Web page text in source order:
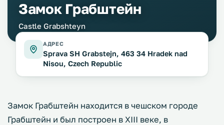
Замок Грабштейн
Castle Grabshteyn
АДРЕС
Sprava SH Grabstejn, 463 34 Hradek nad
Nisou, Czech Republic
Замок Грабштейн находится в чешском городе
Грабштейн и был построен в XIII веке, в